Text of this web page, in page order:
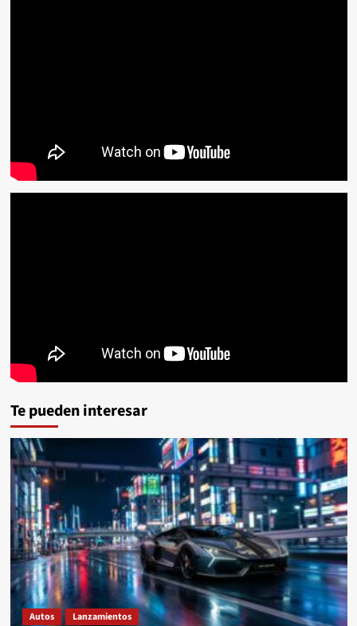
Te pueden interesar
Autos Lanzamientos